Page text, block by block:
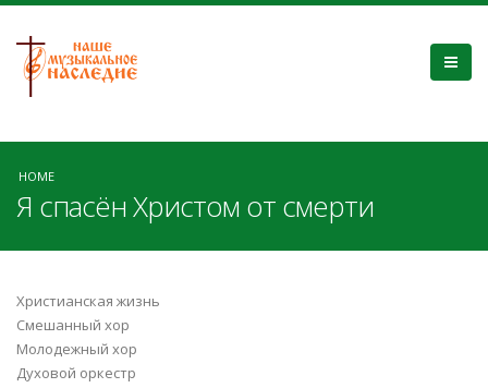
HOME
Я спасён Христом от смерти
Христианская жизнь
Смешанный хор
Молодежный хор
Духовой оркестр